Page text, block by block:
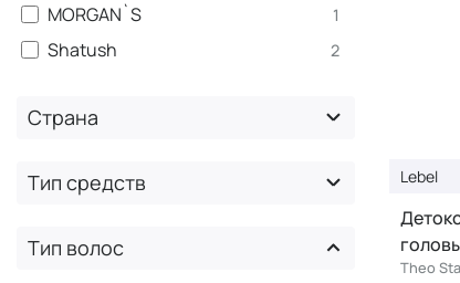
MORGAN`S 1
Shatush 2
Страна
Тип средств
Тип волос
Lebel
Theo